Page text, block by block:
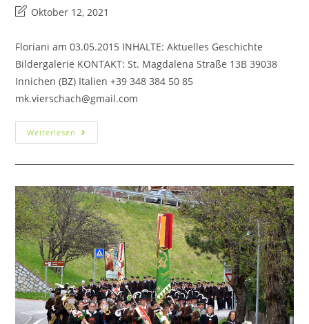
Oktober 12, 2021
Floriani am 03.05.2015 INHALTE: Aktuelles Geschichte
Bildergalerie KONTAKT: St. Magdalena Straße 13B 39038
Innichen (BZ) Italien +39 348 384 50 85
mk.vierschach@gmail.com
Weiterlesen